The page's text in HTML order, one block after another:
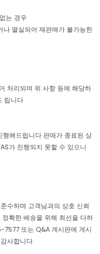
는 경우
멸실되어 재판매가 불가능한
처리되며 위 사항 등에 해당하
립니다
해드립니다 판매가 종료된 상
가 진행되지 못할 수 있으니
수하며 고객님과의 상호 신뢰
확한 배송을 위해 최선을 다하
또는 Q&A 게시판에 게시
사합니다